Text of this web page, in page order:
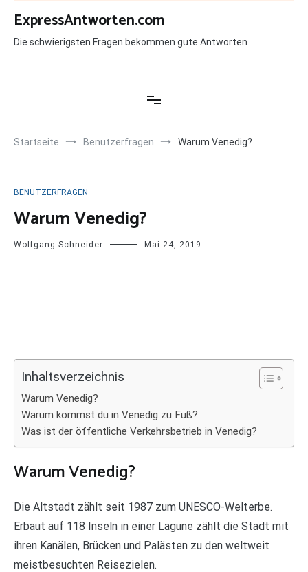
Zum
Inhalt
springen
ExpressAntworten.com
Die schwierigsten Fragen bekommen gute Antworten
Startseite Benutzerfragen Warum Venedig?
BENUTZERFRAGEN
Warum Venedig?
Wolfgang Schneider Mai 24, 2019
Inhaltsverzeichnis
Warum Venedig?
Warum kommst du in Venedig zu Fuß?
Was ist der öffentliche Verkehrsbetrieb in Venedig?
Warum Venedig?
Die Altstadt zählt seit 1987 zum UNESCO-Welterbe.
Erbaut auf 118 Inseln in einer Lagune zählt die Stadt mit
ihren Kanälen, Brücken und Palästen zu den weltweit
meistbesuchten Reisezielen.